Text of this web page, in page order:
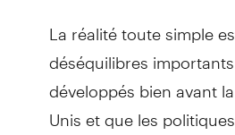
La réalité toute simple
déséquilibres
développés bien avant
Unis et que les